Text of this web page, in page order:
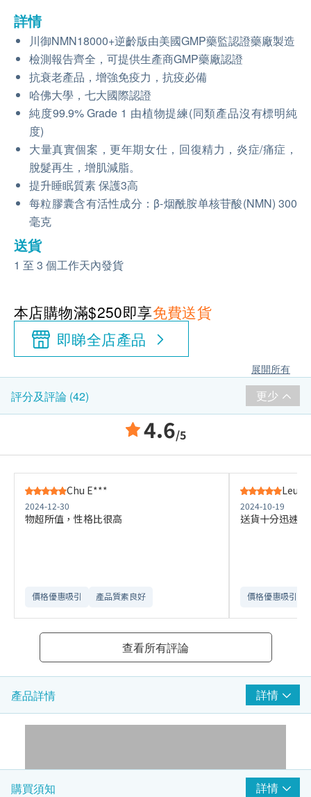
詳情
川御NMN18000+逆齡版由美國GMP藥監認證藥廠製造
檢測報告齊全，可提供生產商GMP藥廠認證
抗衰老產品，增強免疫力，抗疫必備
哈佛大學，七大國際認證
純度99.9% Grade 1 由植物提練(同類產品沒有標明純
度)
大量真實個案，更年期女仕，回復精力，炎症/痛症，
脫髮再生，增肌減脂。
提升睡眠質素 保護3高
每粒膠囊含有活性成分：β-烟酰胺单核苷酸(NMN) 300
毫克
送貨
1 至 3 個工作天內發貨
本店購物滿$250即享免費送貨
即睇全店產品
展開所有
評分及評論 (42) 更少
4.6/5
Chu E***
2024-12-30
物超所值，性格比很高
價格優惠吸引 產品質素良好
2024-10-19
送貨十分迅速
價格優惠吸引
查看所有評論
產品詳情 詳情
購買須知 詳情